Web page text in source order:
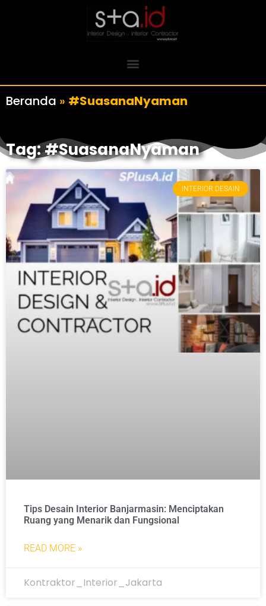
Beranda » #SuasanaNyaman
Tag: #SuasanaNyaman
INTERIOR DESAIN
Tips Desain Interior Banjarmasin: Menciptakan
Ruang yang Menarik dan Fungsional
READ MORE »
Kontraktor_Interior_Jakarta